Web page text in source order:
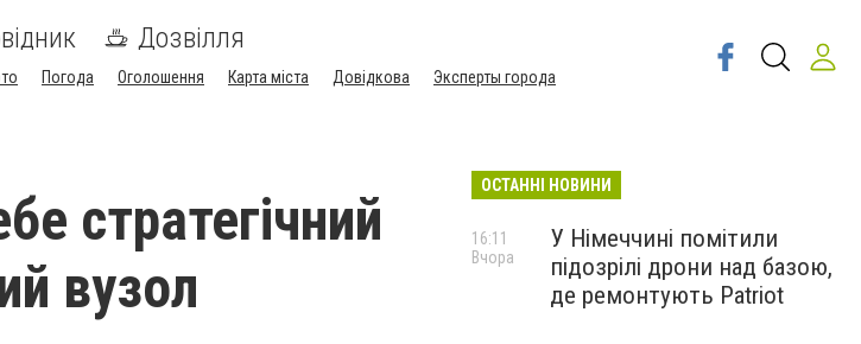
Дозвілля
Погода Оголошення Карта міста Довідкова Эксперты города
стратегічний
вузол
ОСТАННІ НОВИНИ
У Німеччині помітили
підозрілі дрони над базою,
де ремонтують Patriot
16:11
Вчора